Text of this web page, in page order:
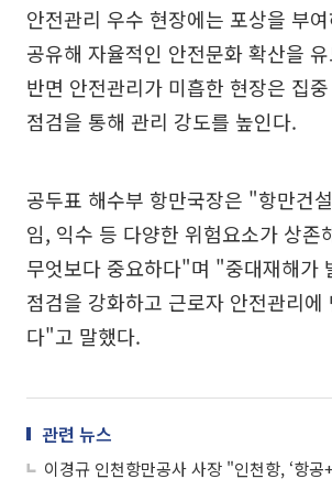
안전관리 우수 현장에는 포상을 부
공유해 자율적인 안전문화 확산을
반면 안전관리가 미흡한 현장은 집
점검을 통해 관리 강도를 높인다.
공두표 해수부 항만국장은 "항만건
임, 익수 등 다양한 위험요소가 상존
무엇보다 중요하다"며 "중대재해가
점검을 강화하고 근로자 안전관리에
다"고 말했다.
관련 뉴스